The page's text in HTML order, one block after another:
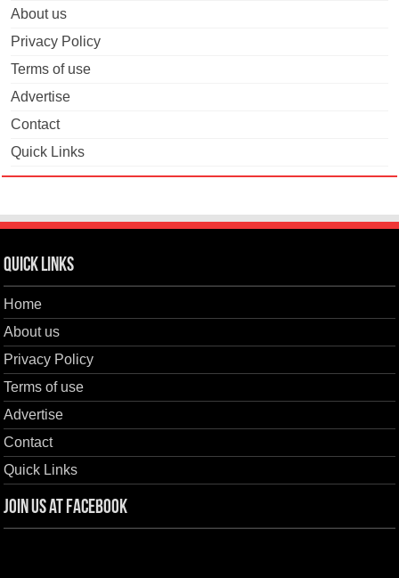
About us
Privacy Policy
Terms of use
Advertise
Contact
Quick Links
Quick Links
Home
About us
Privacy Policy
Terms of use
Advertise
Contact
Quick Links
Join us at Facebook